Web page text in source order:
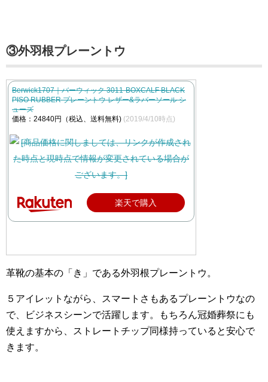
③外羽根プレーントウ
Berwick1707｜バーウィック 3011-BOXCALF BLACK
PISO RUBBER プレーントウ レザー&ラバーソール シ
ューズ
価格：24840円（税込、送料無料) (2019/4/10時点)
楽天で購入
革靴の基本の「き」である外羽根プレーントウ。
５アイレットながら、スマートさもあるプレーントウなの
で、ビジネスシーンで活躍します。もちろん冠婚葬祭にも
使えますから、ストレートチップ同様持っていると安心で
きます。